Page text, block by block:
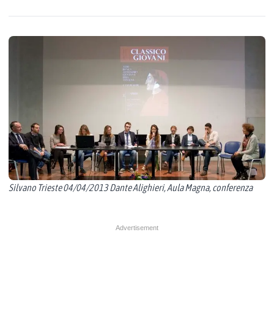
Silvano Trieste 04/04/2013 Dante Alighieri, Aula Magna, conferenza